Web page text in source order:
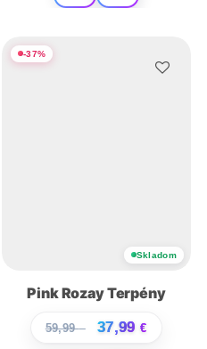
-37%
Skladom
Pink Rozay Terpény
59,99€ 37,99 €